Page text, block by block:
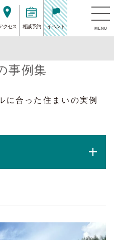
クセス 相談予約 イベント MENU
事例集
に合った住まいの実例